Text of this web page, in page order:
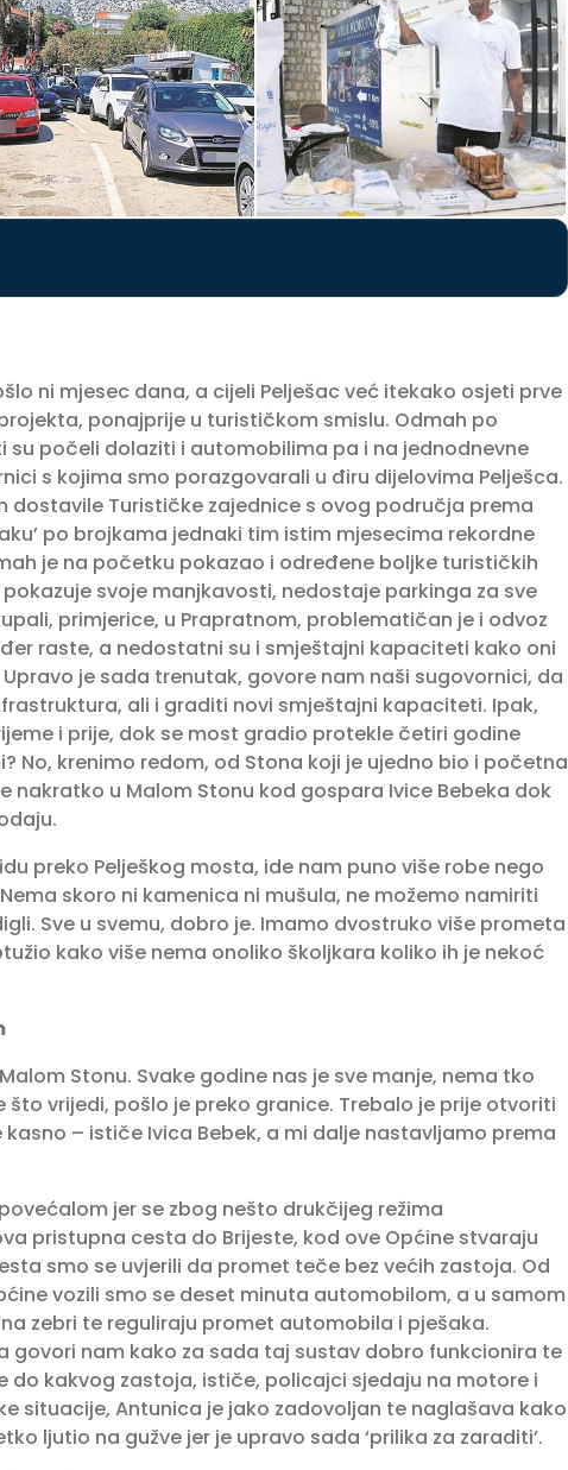
ni mjesec dana, a cijeli Pelješac već itekako osjeti prve
ponaj­prije u turističkom smislu. Odmah po
počeli dolaziti i automobilima pa i na jednodnevne
s kojima smo porazgovarali u điru dijelovima Pelješca.
dostavile Turističke zajed­nice s ovog područja prema
po brojkama jednaki tim istim mjese­cima rekordne
je na početku pokazao i određene boljke turističkih
svoje manjkavosti, nedostaje parkinga za sve
primjerice, u Prapratnom, problematičan je i odvoz
raste, a nedostatni su i smještajni kapaciteti kako oni
je sada trenutak, govore nam naši sugovor­nici, da
ali i graditi novi smještajni kapaciteti. Ipak,
i prije, dok se most gradio protekle četiri godine
No, krenimo redom, od Stona koji je ujedno bio i početna
nakratko u Malom Stonu kod gospara Ivice Bebeka dok
preko Pelješkog mosta, ide nam puno više robe nego
skoro ni kamenica ni mušula, ne možemo namiriti
Sve u svemu, dobro je. Imamo dvostruko više pro­meta
kako više nema onoliko školj­kara koliko ih je nekoć
Stonu. Svake godine nas je sve manje, nema tko
što vrijedi, pošlo je preko granice. Trebalo je prije otvoriti
– ističe Ivica Bebek, a mi dalje nastavljamo prema
jer se zbog nešto drukčijeg režima
pristupna cesta do Brije­ste, kod ove Općine stvaraju
smo se uvjerili da promet teče bez većih zastoja. Od
vozili smo se deset minuta automobilom, a u samom
zebri te reguliraju promet automo­bila i pješaka.
govori nam kako za sada taj sustav dobro funkcionira te
do kakvog zastoja, ističe, policajci sje­daju na motore i
situacije, Antunica je jako zadovoljan te naglašava kako
ljutio na gužve jer je upravo sada ‘pri­lika za zaraditi’.